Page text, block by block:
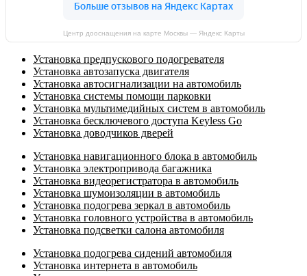
Центр дооснащения на карте Москвы — Яндекс Карты
Установка предпускового подогревателя
Установка автозапуска двигателя
Установка автосигнализации на автомобиль
Установка системы помощи парковки
Установка мультимедийных систем в автомобиль
Установка бесключевого доступа Keyless Go
Установка доводчиков дверей
Установка навигационного блока в автомобиль
Установка электропривода багажника
Установка видеорегистратора в автомобиль
Установка шумоизоляции в автомобиль
Установка подогрева зеркал в автомобиль
Установка головного устройства в автомобиль
Установка подсветки салона автомобиля
Установка подогрева сидений автомобиля
Установка интернета в автомобиль